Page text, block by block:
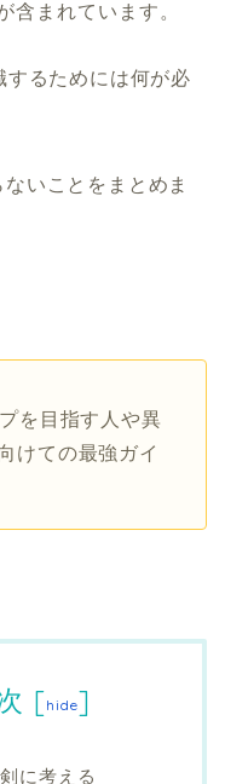
まれています。
るためには何が必
いことをまとめま
を目指す人や異
けての最強ガイ
[hide]
に考える